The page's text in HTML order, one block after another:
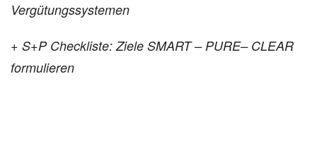
Vergütungssystemen
+ S+P Checkliste: Ziele SMART – PURE– CLEAR
formulieren